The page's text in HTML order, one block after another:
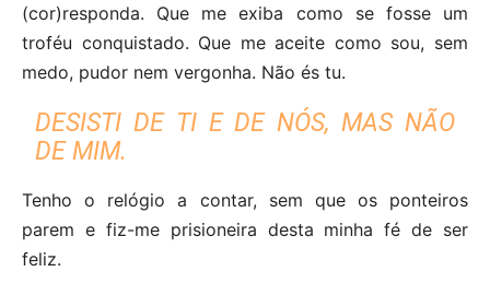
(cor)responda. Que me exiba como se fosse um
troféu conquistado. Que me aceite como sou, sem
medo, pudor nem vergonha. Não és tu.
DESISTI DE TI E DE NÓS, MAS NÃO
DE MIM.
Tenho o relógio a contar, sem que os ponteiros
parem e fiz-me prisioneira desta minha fé de ser
feliz.